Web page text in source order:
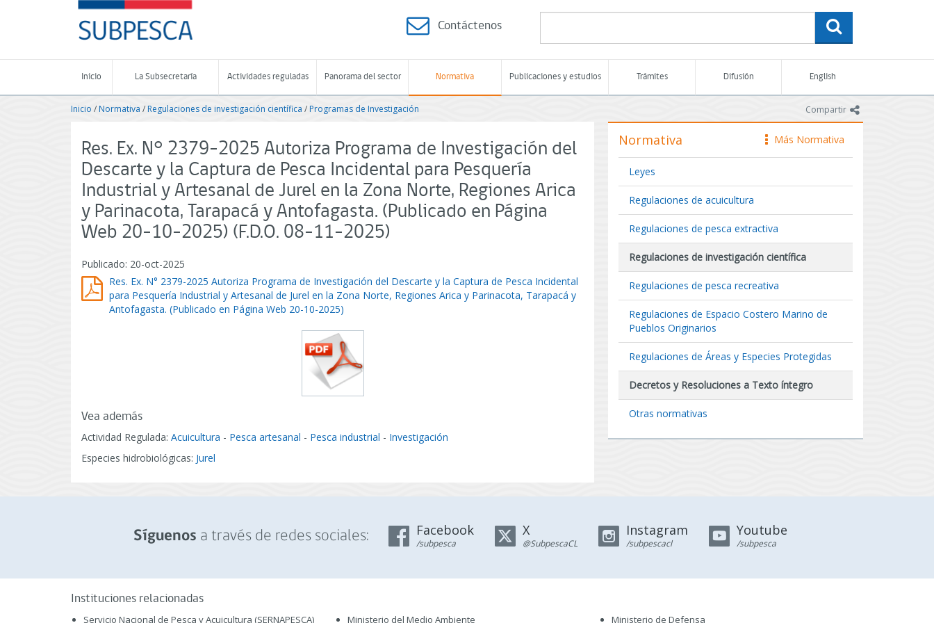
-
Subsecretaría
de
Pesca
Acuicultura
-
de
Chile
Contáctenos
Inicio La Subsecretaría Actividades reguladas Panorama del sector Normativa Publicaciones y estudios Trámites Difusión English
Compartir icono
Inicio /Normativa / Regulaciones de investigación científica /Programas de Investigación
Res. Ex. N° 2379-2025 Autoriza Programa de Investigación del
Descarte y la Captura de Pesca Incidental para Pesquería
Industrial y Artesanal de Jurel en la Zona Norte, Regiones Arica
y Parinacota, Tarapacá y Antofagasta. (Publicado en Página
Web 20-10-2025) (F.D.O. 08-11-2025)
Publicado: 20-oct-2025
Res. Ex. N° 2379-2025 Autoriza Programa de Investigación del Descarte y la Captura de Pesca Incidental
para Pesquería Industrial y Artesanal de Jurel en la Zona Norte, Regiones Arica y Parinacota, Tarapacá y
Antofagasta. (Publicado en Página Web 20-10-2025)
Vea además
Actividad Regulada: Acuicultura - Pesca artesanal - Pesca industrial - Investigación
Especies hidrobiológicas: Jurel
icono
Más Normativa
Normativa
Leyes
Regulaciones de acuicultura
Regulaciones de pesca extractiva
Regulaciones de investigación científica
Regulaciones de pesca recreativa
Regulaciones de Espacio Costero Marino de
Pueblos Originarios
Regulaciones de Áreas y Especies Protegidas
Decretos y Resoluciones a Texto íntegro
Otras normativas
Síguenos a través de redes sociales: Facebook
/subpesca
X
@SubpescaCL
Instagram
/subpescacl
Youtube
/subpesca
Instituciones relacionadas
Servicio Nacional de Pesca y Acuicultura (SERNAPESCA) Ministerio del Medio Ambiente Ministerio de Defensa